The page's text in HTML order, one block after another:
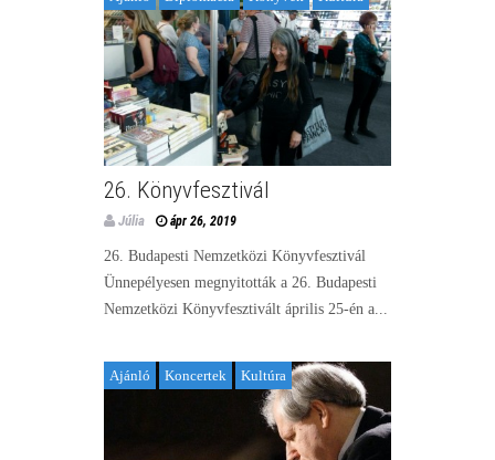
26. Könyvfesztivál
Júlia ápr 26, 2019
26. Budapesti Nemzetközi Könyvfesztivál
Ünnepélyesen megnyitották a 26. Budapesti
Nemzetközi Könyvfesztivált április 25-én a...
Ajánló Koncertek Kultúra